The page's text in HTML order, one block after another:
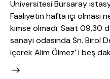
Üniversitesi Bursaray
Faaliyetin hafta içi olması
kimse olmadı. Saat 09,30
sanayi odasında Sn. Birol
içerek Alim Ölmez’ i beş